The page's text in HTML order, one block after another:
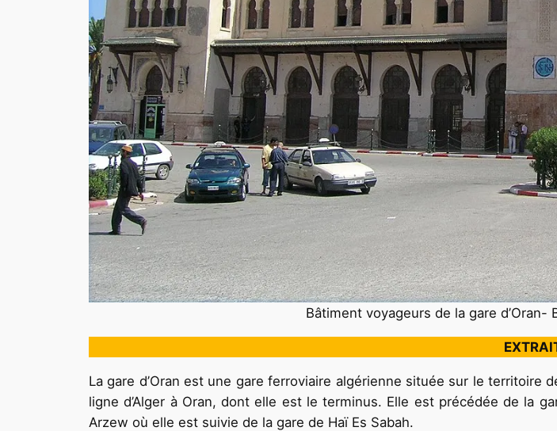
Bâtiment voyageurs de la gare d’Oran-
La gare d’Oran est une gare ferroviaire algérienne située sur le territoire
ligne d’Alger à Oran, dont elle est le terminus. Elle est précédée de la
Arzew où elle est suivie de la gare de Haï Es Sabah.